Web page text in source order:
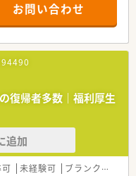
5名という手厚い人員体制
地域医療に貢献していただ
勤のない安定した環境で長
1日の完全週休2日制を採用
お問い合わせ
復帰者多数｜福利厚生
追加
未経験可 ブランク可